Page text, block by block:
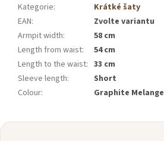
Kategorie:
Krátké šaty
EAN:
Zvolte variantu
Armpit width:
58 cm
Length from waist:
54 cm
Length to the waist: 33 cm
Sleeve length:
Short
Colour: Graphite Melange
Z